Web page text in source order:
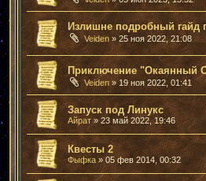
Излишне подробный гайд
Veiden » 25 ноя 2022, 21:08
Приключение "Окаянный
Veiden » 19 ноя 2022, 01:41
Запуск под Линукс
Айрат» 23 май 2022, 19:46
Квесты 2
Фыфка » 05 фев 2014, 00:32